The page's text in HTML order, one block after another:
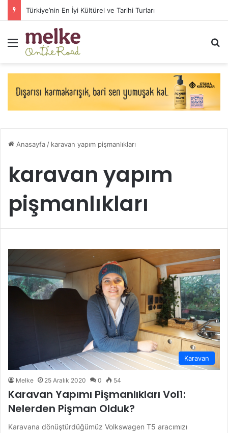
Menü
Anasayfa/ karavan yapım pişmanlıkları
karavan yapım
pişmanlıkları
Karavan
Melke 25 Aralık 2020 0 54
Karavan Yapımı Pişmanlıkları Vol1:
Nelerden Pişman Olduk?
Karavana dönüştürdüğümüz Volkswagen T5 aracımızı